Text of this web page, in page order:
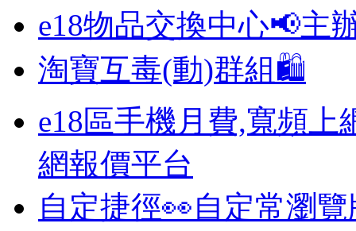
e18物品交換中心📢主
淘寶互毒(動)群組🛍️
e18區手機月費,寬頻上
網報價平台
自定捷徑👀自定常瀏